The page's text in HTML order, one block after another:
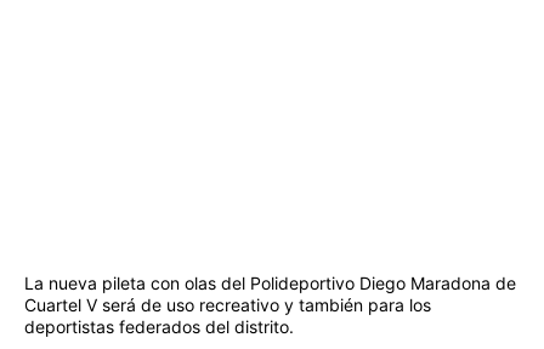
La nueva pileta con olas del Polideportivo Diego Maradona de
Cuartel V será de uso recreativo y también para los
deportistas federados del distrito.